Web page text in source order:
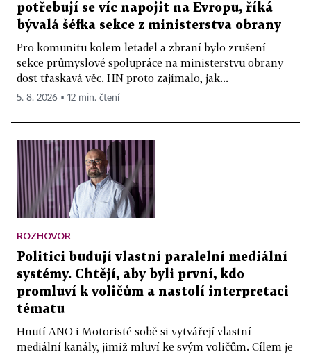
potřebují se víc napojit na Evropu, říká
bývalá šéfka sekce z ministerstva obrany
Pro komunitu kolem letadel a zbraní bylo zrušení
sekce průmyslové spolupráce na ministerstvu obrany
dost třaskavá věc. HN proto zajímalo, jak...
5. 8. 2026 ▪ 12 min. čtení
ROZHOVOR
Politici budují vlastní paralelní mediální
systémy. Chtějí, aby byli první, kdo
promluví k voličům a nastolí interpretaci
tématu
Hnutí ANO i Motoristé sobě si vytvářejí vlastní
mediální kanály, jimiž mluví ke svým voličům. Cílem je